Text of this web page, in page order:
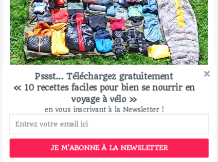
… E accessori per il cicloturismo nell’emisfero australe
Proteggere le mani
I guanti antivento e impermeabili proteggono le mani dal
freddo e dal vento pungente. I guanti da ciclismo sono spesso
dotati di imbottitura sul palmo per attutire gli urti e rendere più
confortevole l’appoggio. Sono anche ben ventilati e offrono
un buon comfort termico. D’altra parte, se il tempo decide di
Pssst... Téléchargez gratuitement
« 10 recettes faciles pour bien se nourrir en
voyage à vélo »
en vous inscrivant à la Newsletter !
JE M'ABONNE À LA NEWSLETTER